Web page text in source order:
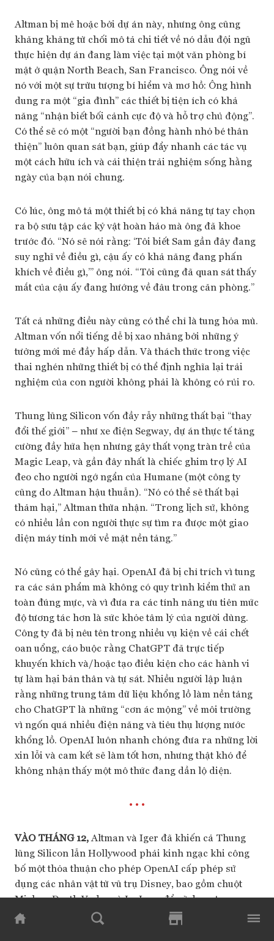
Altman bị mê hoặc bởi dự án này, nhưng ông cũng
khăng khăng từ chối mô tả chi tiết về nó dẫu đội ngũ
thực hiện dự án đang làm việc tại một văn phòng bí
mật ở quận North Beach, San Francisco. Ông nói về
nó với một sự trừu tượng bí hiểm và mơ hồ: Ông hình
dung ra một “gia đình” các thiết bị tiện ích có khả
năng “nhận biết bối cảnh cực độ và hỗ trợ chủ động”.
Có thể sẽ có một “người bạn đồng hành nhỏ bé thân
thiện” luôn quan sát bạn, giúp đẩy nhanh các tác vụ
một cách hữu ích và cải thiện trải nghiệm sống hằng
ngày của bạn nói chung.
Có lúc, ông mô tả một thiết bị có khả năng tự tay chọn
ra bộ sưu tập các kỷ vật hoàn hảo mà ông đã khoe
trước đó. “Nó sẽ nói rằng: ‘Tôi biết Sam gần đây đang
suy nghĩ về điều gì, cậu ấy có khả năng đang phấn
khích về điều gì,’” ông nói. “Tôi cũng đã quan sát thấy
mắt của cậu ấy đang hướng về đâu trong căn phòng.”
Tất cả những điều này cũng có thể chỉ là tung hỏa mù.
Altman vốn nổi tiếng dễ bị xao nhãng bởi những ý
tưởng mới mẻ đầy hấp dẫn. Và thách thức trong việc
thai nghén những thiết bị có thể định nghĩa lại trải
nghiệm của con người không phải là không có rủi ro.
Thung lũng Silicon vốn đầy rẫy những thất bại “thay
đổi thế giới” – như xe điện Segway, dự án thực tế tăng
cường đầy hứa hẹn nhưng gây thất vọng tràn trề của
Magic Leap, và gần đây nhất là chiếc ghim trợ lý AI
đeo cho người ngớ ngẩn của Humane (một công ty
cũng do Altman hậu thuẫn). “Nó có thể sẽ thất bại
thảm hại,” Altman thừa nhận. “Trong lịch sử, không
có nhiều lần con người thực sự tìm ra được một giao
diện máy tính mới về mặt nền tảng.”
Nó cũng có thể gây hại. OpenAI đã bị chỉ trích vì tung
ra các sản phẩm mà không có quy trình kiểm thử an
toàn đúng mực, và vì đưa ra các tính năng ưu tiên mức
độ tương tác hơn là sức khỏe tâm lý của người dùng.
Công ty đã bị nêu tên trong nhiều vụ kiện về cái chết
oan uổng, cáo buộc rằng ChatGPT đã trực tiếp
khuyến khích và/hoặc tạo điều kiện cho các hành vi
tự làm hại bản thân và tự sát. Nhiều người lập luận
rằng những trung tâm dữ liệu khổng lồ làm nền tảng
cho ChatGPT là những “cơn ác mộng” về môi trường
vì ngốn quá nhiều điện năng và tiêu thụ lượng nước
khổng lồ. OpenAI luôn nhanh chóng đưa ra những lời
xin lỗi và cam kết sẽ làm tốt hơn, nhưng thật khó để
không nhận thấy một mô thức đang dần lộ diện.
• • •
VÀO THÁNG 12, Altman và Iger đã khiến cả Thung
lũng Silicon lẫn Hollywood phải kinh ngạc khi công
bố một thỏa thuận cho phép OpenAI cấp phép sử
dụng các nhân vật từ vũ trụ Disney, bao gồm chuột
Mickey, Darth Vader và Lọ Lem, để sử dụng trong
ứng dụng Sora của OpenAI, một công cụ sử dụng AI
để tạo ra các video thực tế từ những câu lệnh đơn giản